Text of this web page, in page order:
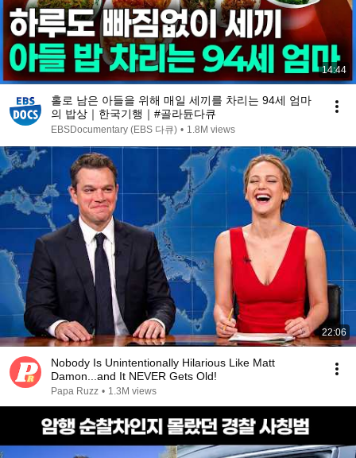
14:44
홀로 남은 아들을 위해 매일 세끼를 차리는 94세 엄마
의 밥상｜한국기행｜#골라듄다큐
EBSDocumentary (EBS 다큐) • 1.8M views
22:06
Nobody Is Unintentionally Hilarious Like Matt
Damon...and It NEVER Gets Old!
Papa Ruzz • 1.3M views